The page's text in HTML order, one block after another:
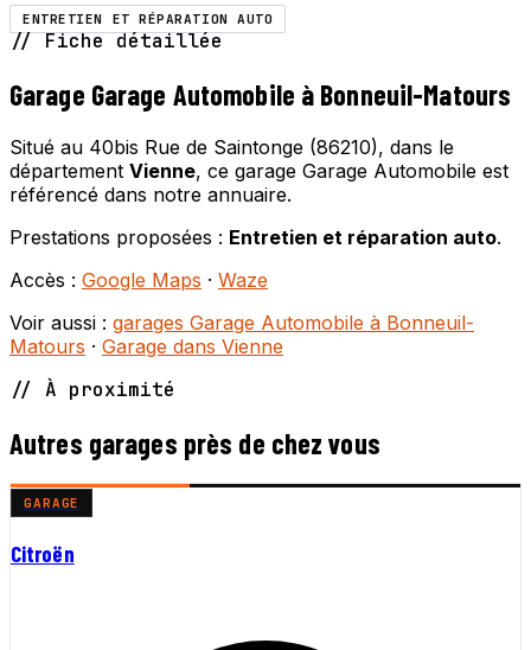
ENTRETIEN ET RÉPARATION AUTO
// Fiche détaillée
Garage Garage Automobile à Bonneuil-Matours
Situé au 40bis Rue de Saintonge (86210), dans le
département Vienne, ce garage Garage Automobile est
référencé dans notre annuaire.
Prestations proposées : Entretien et réparation auto.
Accès : Google Maps · Waze
Voir aussi : garages Garage Automobile à Bonneuil-
Matours · Garage dans Vienne
// À proximité
Autres garages près de chez vous
GARAGE
Citroën